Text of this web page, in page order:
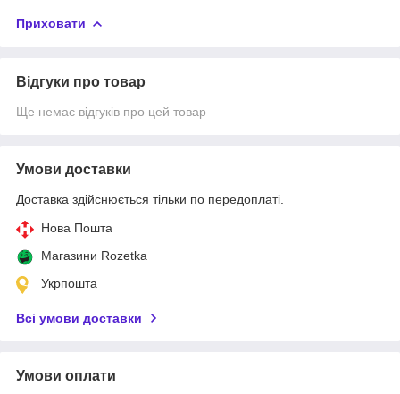
Приховати
Відгуки про товар
Ще немає відгуків про цей товар
Умови доставки
Доставка здійснюється тільки по передоплаті.
Нова Пошта
Магазини Rozetka
Укрпошта
Всі умови доставки
Умови оплати